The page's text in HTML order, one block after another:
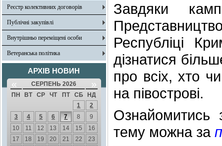
Реєстр колективних договорів
Публічні закупівлі
Внутрішньо переміщені особи
Ветеранська політика
АРХІВ НОВИН
« СЕРПЕНЬ 2026 »
ПН ВТ СР ЧТ ПТ СБ
НД
1
2
3
4 5 6 7 8
9
10
11 12 13 14 15
16
17
18 19 20 21 22
23
Завдяки
Республіці
дізнатися
про всіх, хто
на півострові.
Ознайомитись
тему можна за